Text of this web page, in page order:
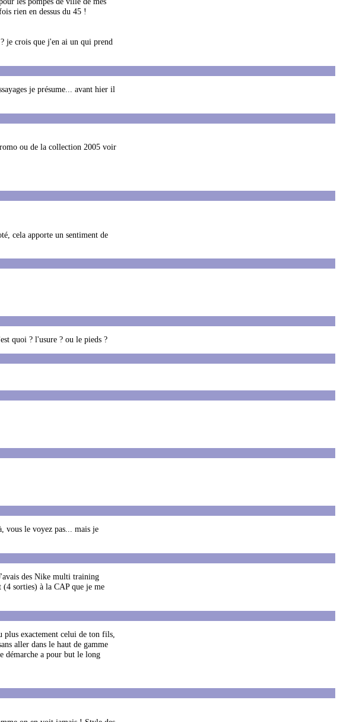
rien en dessus du 45 !
je crois que j'en ai un qui prend
je présume... avant hier il
ou de la collection 2005 voir
cela apporte un sentiment de
quoi ? l'usure ? ou le pieds ?
vous le voyez pas... mais je
des Nike multi training
(4 sorties) à la CAP que je me
exactement celui de ton fils,
aller dans le haut de gamme
démarche a pour but le long